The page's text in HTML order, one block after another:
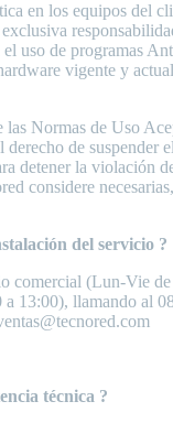
en los equipos del
uso de programas
vigente y
Normas de Uso
derecho de suspender
detener la violación
considere
del servicio ?
comercial (Lun-Vie
a 13:00), llamando al
técnica ?